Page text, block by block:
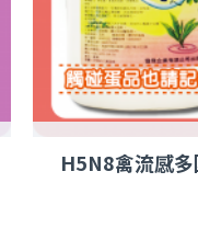
H5N8禽流感